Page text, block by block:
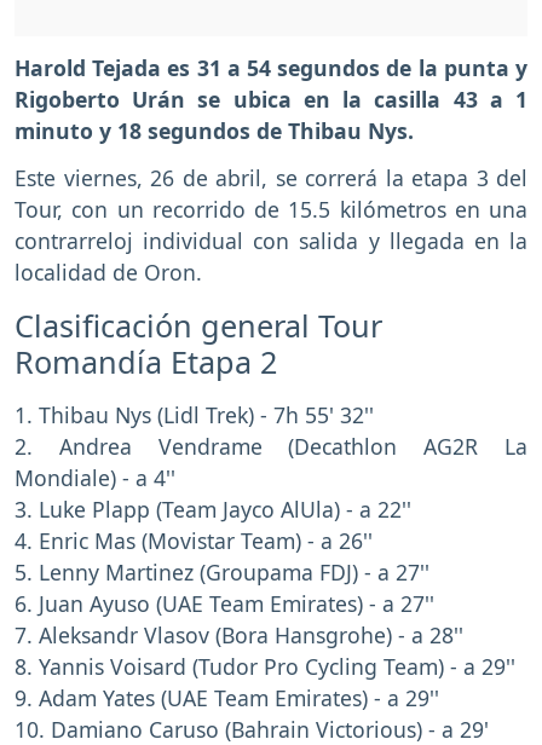
Harold Tejada es 31 a 54 segundos de la punta y
Rigoberto Urán se ubica en la casilla 43 a 1
minuto y 18 segundos de Thibau Nys.
Este viernes, 26 de abril, se correrá la etapa 3 del
Tour, con un recorrido de 15.5 kilómetros en una
contrarreloj individual con salida y llegada en la
localidad de Oron.
Clasificación general Tour
Romandía Etapa 2
1. Thibau Nys (Lidl Trek) - 7h 55' 32''
2. Andrea Vendrame (Decathlon AG2R La
Mondiale) - a 4''
3. Luke Plapp (Team Jayco AlUla) - a 22''
4. Enric Mas (Movistar Team) - a 26''
5. Lenny Martinez (Groupama FDJ) - a 27''
6. Juan Ayuso (UAE Team Emirates) - a 27''
7. Aleksandr Vlasov (Bora Hansgrohe) - a 28''
8. Yannis Voisard (Tudor Pro Cycling Team) - a 29''
9. Adam Yates (UAE Team Emirates) - a 29''
10. Damiano Caruso (Bahrain Victorious) - a 29'